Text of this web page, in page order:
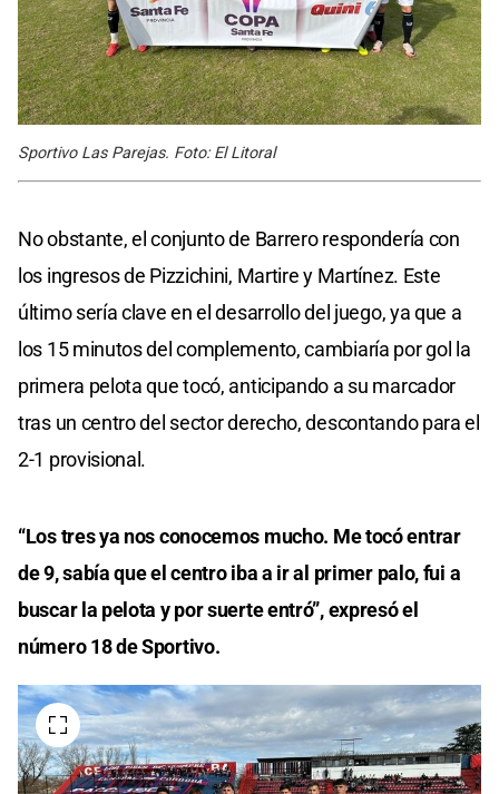
Sportivo Las Parejas. Foto: El Litoral
No obstante, el conjunto de Barrero respondería con
los ingresos de Pizzichini, Martire y Martínez. Este
último sería clave en el desarrollo del juego, ya que a
los 15 minutos del complemento, cambiaría por gol la
primera pelota que tocó, anticipando a su marcador
tras un centro del sector derecho, descontando para el
2-1 provisional.
“Los tres ya nos conocemos mucho. Me tocó entrar
de 9, sabía que el centro iba a ir al primer palo, fui a
buscar la pelota y por suerte entró”, expresó el
número 18 de Sportivo.